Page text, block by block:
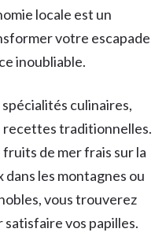
locale est un
votre escapade
inoubliable.
culinaires,
recettes traditionnelles.
de mer frais sur la
les montagnes ou
vous trouverez
vos papilles.